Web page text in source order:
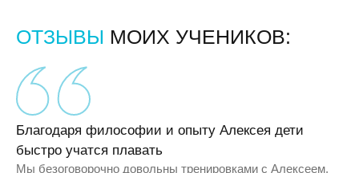
ОТЗЫВЫ МОИХ УЧЕНИКОВ:
Благодаря философии и опыту Алексея дети
быстро учатся плавать
Мы безоговорочно довольны тренировками с Алексеем.